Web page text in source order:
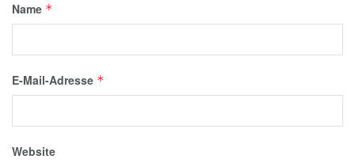
Name *
E-Mail-Adresse *
Website